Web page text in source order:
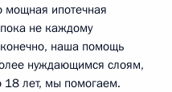
мощная ипотечная
не каждому
наша помощь
нуждающимся слоям,
18 лет, мы помогаем.